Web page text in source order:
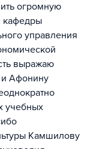
огромную
кафедры
управления
выражаю
Афонину
учебных
Камшилову